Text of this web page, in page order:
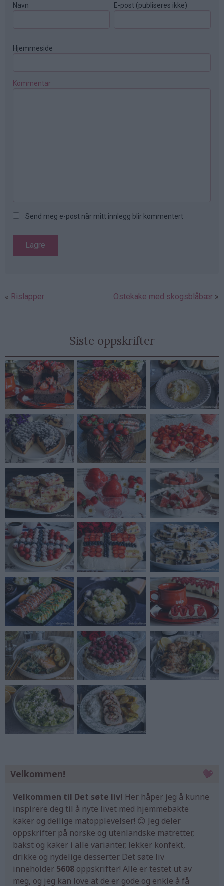
Navn E-post (publiseres ikke)
Hjemmeside
Kommentar
Send meg e-post når mitt innlegg blir kommentert
Rislapper Ostekake med skogsblåbær
Siste oppskrifter
Velkommen!
Velkommen til Det søte liv! Her håper jeg å kunne
inspirere deg til å nyte livet med hjemmebakte
kaker og deilige matopplevelser! 😊 Jeg deler
oppskrifter på norske og utenlandske matretter,
bakst og kaker i alle varianter, lekker konfekt,
drikke og nydelige desserter. Det søte liv
inneholder 5608 oppskrifter! Alle er testet ut av
meg, og jeg kan love at de er gode og enkle å få